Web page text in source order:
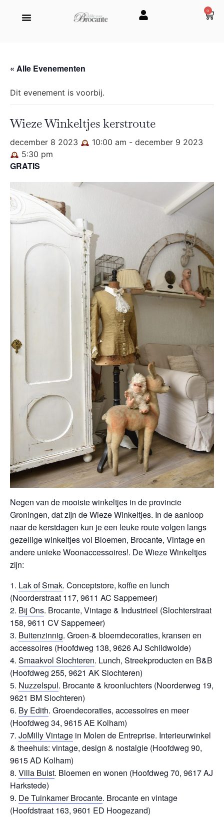
0
« Alle Evenementen
Dit evenement is voorbij.
Wieze Winkeltjes kerstroute
december 8 2023 10:00 am -december 9 2023
5:30 pm
GRATIS
Negen van de mooiste winkeltjes in de provincie
Groningen, dat zijn de Wieze Winkeltjes. In de aanloop
naar de kerstdagen kun je een leuke route volgen langs
gezellige winkeltjes vol Bloemen, Brocante, Vintage en
andere unieke Woonaccessoires!. De Wieze Winkeltjes
zijn:
Lak of Smak. Conceptstore, koffie en lunch
(Noorderstraat 117, 9611 AC Sappemeer)
Bij Ons. Brocante, Vintage & Industrieel (Slochterstraat
158, 9611 CV Sappemeer)
Buitenzinnig. Groen-& bloemdecoraties, kransen en
accessoires (Hoofdweg 138, 9626 AJ Schildwolde)
Smaakvol Slochteren. Lunch, Streekproducten en B&B
(Hoofdweg 255, 9621 AK Slochteren)
Nuzzelspul. Brocante & kroonluchters (Noorderweg 19,
9621 BM Slochteren)
By Edith. Groendecoraties, accessoires en meer
(Hoofdweg 34, 9615 AE Kolham)
JoMilly Vintage in Molen de Entreprise. Interieurwinkel
& theehuis: vintage, design & nostalgie (Hoofdweg 90,
9615 AD Kolham)
Villa Buist. Bloemen en wonen (Hoofdweg 70, 9617 AJ
Harkstede)
De Tuinkamer Brocante. Brocante en vintage
(Hoofdstraat 163, 9601 ED Hoogezand)